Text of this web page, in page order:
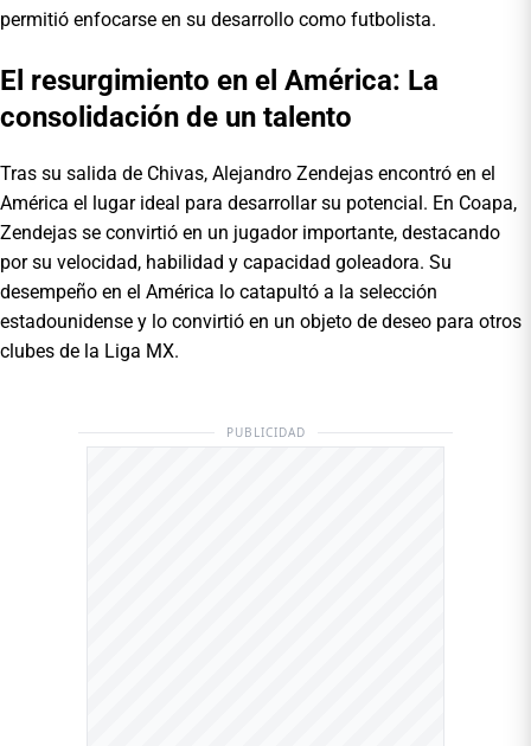
permitió enfocarse en su desarrollo como futbolista.
El resurgimiento en el América: La
consolidación de un talento
Tras su salida de Chivas, Alejandro Zendejas encontró en el
América el lugar ideal para desarrollar su potencial. En Coapa,
Zendejas se convirtió en un jugador importante, destacando
por su velocidad, habilidad y capacidad goleadora. Su
desempeño en el América lo catapultó a la selección
estadounidense y lo convirtió en un objeto de deseo para otros
clubes de la Liga MX.
PUBLICIDAD